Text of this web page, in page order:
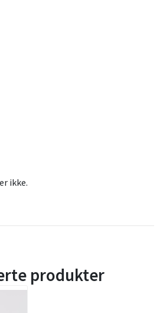
ikke.
produkter